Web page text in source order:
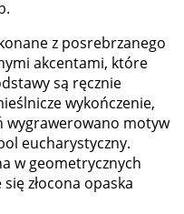
z posrebrzanego
akcentami, które
są ręcznie
wykończenie,
wygrawerowano motyw
eucharystyczny.
w geometrycznych
złocona opaska